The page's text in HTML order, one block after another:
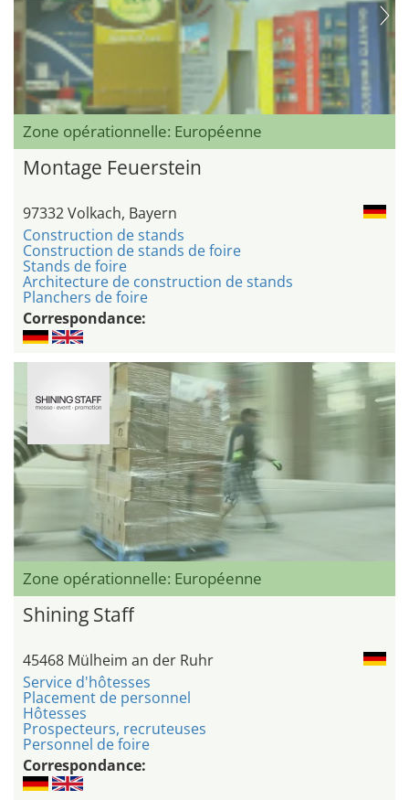
Zone opérationnelle: Européenne
Montage Feuerstein
97332 Volkach, Bayern
Construction de stands
Construction de stands de foire
Stands de foire
Architecture de construction de stands
Planchers de foire
Correspondance:
Zone opérationnelle: Européenne
Shining Staff
45468 Mülheim an der Ruhr
Service d'hôtesses
Placement de personnel
Hôtesses
Prospecteurs, recruteuses
Personnel de foire
Correspondance: